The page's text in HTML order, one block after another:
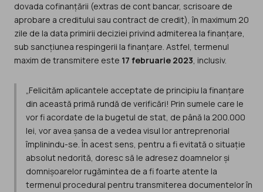
dovada cofinanțării (extras de cont bancar, scrisoare de
aprobare a creditului sau contract de credit), în maximum 20
zile de la data primirii deciziei privind admiterea la finanțare,
sub sancțiunea respingerii la finanțare. Astfel, termenul
maxim de transmitere este 17 februarie 2023, inclusiv.
„Felicităm aplicantele acceptate de principiu la finanțare
din această primă rundă de verificări! Prin sumele care le
vor fi acordate de la bugetul de stat, de până la 200.000
lei, vor avea șansa de a vedea visul lor antreprenorial
împlinindu-se. În acest sens, pentru a fi evitată o situație
absolut nedorită, doresc să le adresez doamnelor și
domnișoarelor rugămintea de a fi foarte atente la
termenul procedural pentru transmiterea documentelor în